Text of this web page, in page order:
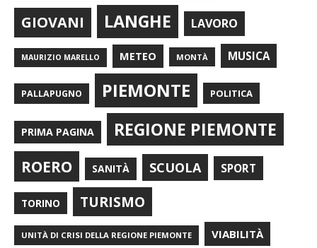
GIOVANI LANGHE LAVORO
MAURIZIO MARELLO METEO MONTÀ MUSICA
PALLAPUGNO PIEMONTE POLITICA
PRIMA PAGINA REGIONE PIEMONTE
ROERO SANITÀ SCUOLA SPORT
TORINO TURISMO
UNITÀ DI CRISI DELLA REGIONE PIEMONTE VIABILITÀ